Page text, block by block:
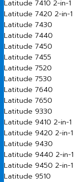
Latitude 7410 2-in-1
Latitude 7420 2-in-1
Latitude 7430
Latitude 7440
Latitude 7450
Latitude 7455
Latitude 7520
Latitude 7530
Latitude 7640
Latitude 7650
Latitude 9330
Latitude 9410 2-in-1
Latitude 9420 2-in-1
Latitude 9430
Latitude 9440 2-in-1
Latitude 9450 2-in-1
Latitude 9510